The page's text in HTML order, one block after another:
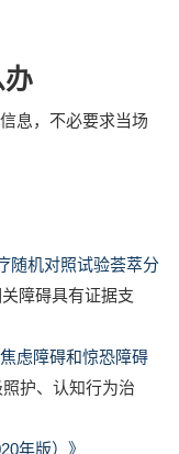
息，不必要求当场
随机对照试验荟萃分
障碍具有证据支
虑障碍和惊恐障碍
照护、认知行为治
年版）》